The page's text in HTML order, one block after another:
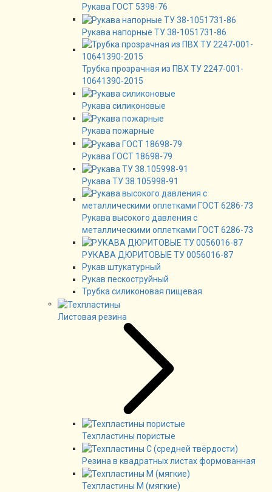
Рукава ГОСТ 5398-76
Рукава напорные ТУ 38-1051731-86
Трубка прозрачная из ПВХ ТУ 2247-001-
10641390-2015
Рукава силиконовые
Рукава пожарные
Рукава ГОСТ 18698-79
Рукава ТУ 38.105998-91
Рукава высокого давления с
металлическими оплетками ГОСТ 6286-73
РУКАВА ДЮРИТОВЫЕ ТУ 0056016-87
Рукав штукатурный
Рукав пескоструйный
Трубка силиконовая пищевая
Листовая резина
Техпластины пористые
Резина в квадратных листах формованная
Техпластины М (мягкие)